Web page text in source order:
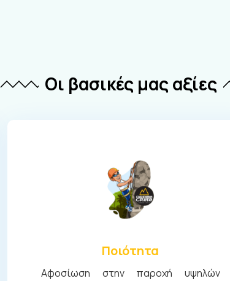
Οι βασικές μας αξίες
Ποιότητα
Αφοσίωση στην παροχή υψηλών